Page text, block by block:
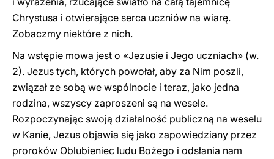
Chrystusa i otwierające serca uczniów na wiarę.
Zobaczmy niektóre z nich.
Na wstępie mowa jest o «Jezusie i Jego uczniach» (w.
2). Jezus tych, których powołał, aby za Nim poszli,
związał ze sobą we wspólnocie i teraz, jako jedna
rodzina, wszyscy zaproszeni są na wesele.
Rozpoczynając swoją działalność publiczną na weselu
w Kanie, Jezus objawia się jako zapowiedziany przez
proroków Oblubieniec ludu Bożego i odsłania nam